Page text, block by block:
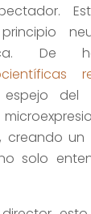
De
del
un
solo